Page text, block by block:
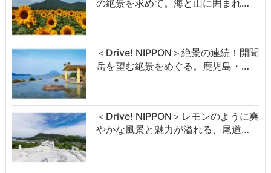
の絶景を求めて。海と山に囲まれ…
＜Drive! NIPPON＞絶景の連続！開聞
岳を望む絶景をめぐる。鹿児島・…
＜Drive! NIPPON＞レモンのように爽
やかな風景と魅力が溢れる、尾道…